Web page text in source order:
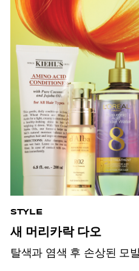
STYLE
새 머리카락 다오
탈색과 염색 후 손상된 모